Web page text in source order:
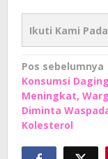
Ikuti Kami Pada
Navigasi
pos
Pos sebelumnya
Konsumsi
Meningkat,
Diminta
Kolesterol